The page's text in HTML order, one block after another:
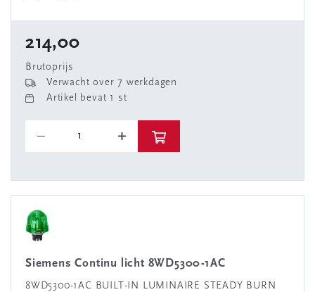
214,00
Brutoprijs
Verwacht over 7 werkdagen
Artikel bevat 1 st
Siemens Continu licht 8WD5300-1AC
8WD5300-1AC BUILT-IN LUMINAIRE STEADY BURN